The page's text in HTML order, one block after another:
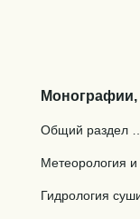
Общий раздел
Гидрология